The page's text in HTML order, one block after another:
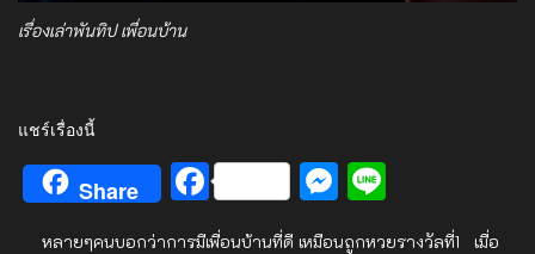
เรื่องเล่าพันทิป เพื่อนบ้าน
แชร์เรื่องนี้
Share FacebookMessenger
หลายๆคนบอกว่าการมีเพื่อนบ้านที่ดี เหมือนถูกหวยรางวัลที่1 เมื่อ